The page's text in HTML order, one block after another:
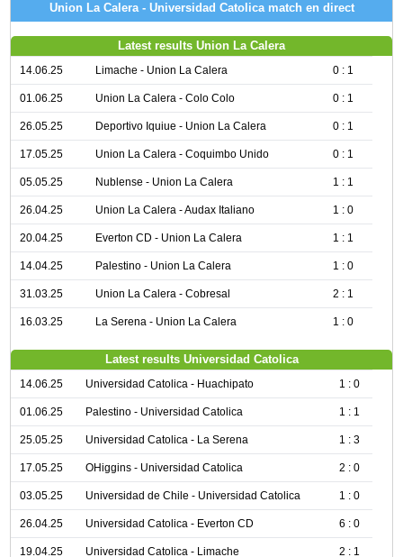
Union La Calera - Universidad Catolica match en direct
Latest results Union La Calera
14.06.25 Limache - Union La Calera 0 : 1
01.06.25 Union La Calera - Colo Colo 0 : 1
26.05.25 Deportivo Iquiue - Union La Calera 0 : 1
17.05.25 Union La Calera - Coquimbo Unido 0 : 1
05.05.25 Nublense - Union La Calera 1 : 1
26.04.25 Union La Calera - Audax Italiano 1 : 0
20.04.25 Everton CD - Union La Calera 1 : 1
14.04.25 Palestino - Union La Calera 1 : 0
31.03.25 Union La Calera - Cobresal 2 : 1
16.03.25 La Serena - Union La Calera 1 : 0
Latest results Universidad Catolica
14.06.25 Universidad Catolica - Huachipato 1 : 0
01.06.25 Palestino - Universidad Catolica 1 : 1
25.05.25 Universidad Catolica - La Serena 1 : 3
17.05.25 OHiggins - Universidad Catolica 2 : 0
03.05.25 Universidad de Chile - Universidad Catolica 1 : 0
26.04.25 Universidad Catolica - Everton CD 6 : 0
19.04.25 Universidad Catolica - Limache 2 : 1